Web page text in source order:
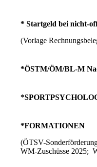
* Startgeld bei nicht-
(Vorlage
*ÖSTM/ÖM/BL-M
*FORMATIONEN
(ÖTSV-
WM-Zuschüsse 2025;